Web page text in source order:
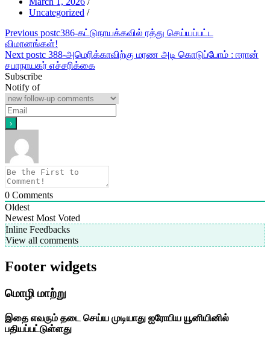
Uncategorized /
Post
navigation
Previous postc386-கட்டுநாயக்கவில் ரத்து செய்யப்பட்ட
விமானங்கள்!
Next postc 388-அமெரிக்காவிற்கு மரண அடி கொடுப்போம் : ஈரான்
சபாநாயகர் எச்சரிக்கை
Subscribe
Notify of
0 Comments
Oldest
Newest Most Voted
Inline Feedbacks
View all comments
Footer widgets
மொழி மாற்று
இதை எவரும் தடை செய்ய முடியாது ஐரோபிய யூனியினில்
பதியப்பட்டுள்ளது